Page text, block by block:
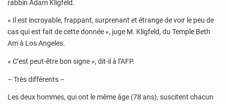
rabbin Adam Kligfeld.
« Il est incroyable, frappant, surprenant et étrange de voir le peu de
cas qui est fait de cette donnée », juge M. Kligfeld, du Temple Beth
Am à Los Angeles.
« C’est peut-être bon signe », dit-il à l’AFP.
– Très différents –
Les deux hommes, qui ont le même âge (78 ans), suscitent chacun